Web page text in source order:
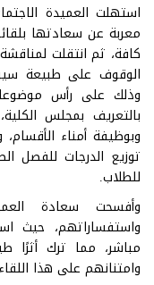
استهلت العميدة
معربة عن سعادتها
كافة، ثم انتقلت
الوقوف على طبيعة
وذلك على رأس
بالتعريف بمجلس
وبوظيفة أمناء
توزيع الدرجات للفصل
للطلاب.
وأفسحت سعادة
واستفساراتهم، حيث
مباشر، مما ترك أثرًا
وامتنانهم على هذا